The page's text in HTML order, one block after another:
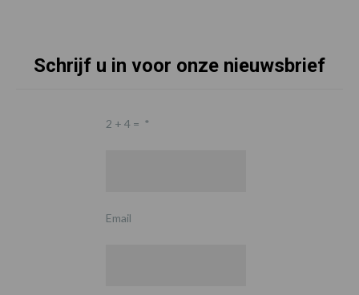
Schrijf u in voor onze nieuwsbrief
2 + 4 = *
Email